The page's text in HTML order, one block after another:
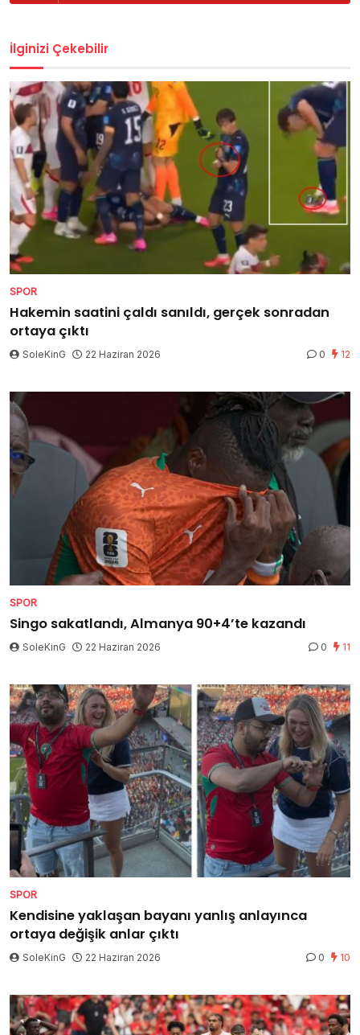
İlginizi Çekebilir
SPOR
Hakemin saatini çaldı sanıldı, gerçek sonradan
ortaya çıktı
SoleKinG 22 Haziran 2026 0 12
SPOR
Singo sakatlandı, Almanya 90+4’te kazandı
SoleKinG 22 Haziran 2026 0 11
SPOR
Kendisine yaklaşan bayanı yanlış anlayınca
ortaya değişik anlar çıktı
SoleKinG 22 Haziran 2026 0 10